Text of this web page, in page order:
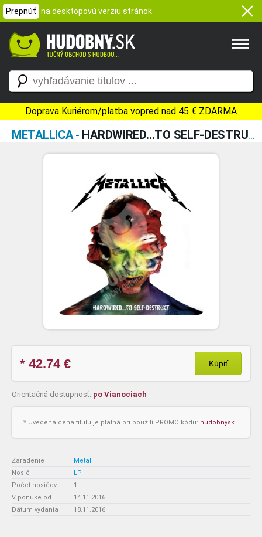
Prepnúť na desktopovú verziu stránok
Doprava Kuriérom/platba vopred nad 45 € ZDARMA
METALLICA- HARDWIRED…TO SELF-DESTRUCT (2X VINYL)
* 42.74€ Kúpiť
Orientačná dostupnosť: po Vianociach
* Uvedená cena titulu je platná pri použití PROMO kódu: hudobnysk
Zaradenie : Metal
Nosič
: LP
Počet nosičov
: 1
V ponuke od
: 14.11.2016
Dátum vydania
: 18.11.2016